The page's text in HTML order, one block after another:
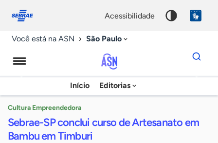
conosco
acessibilidade
Você está na ASN São Paulo
Agência
Sebrae
Notícias
Início Editorias
Dados
para
chave
Cultura Empreendedora
Sebrae-SP conclui curso de Artesanato em
Bambu em Timburi